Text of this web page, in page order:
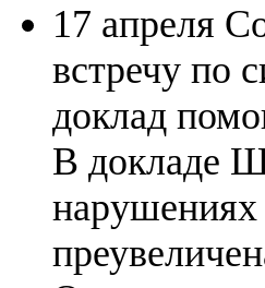
17 апреля
встречу по
доклад
В докладе
нарушениях